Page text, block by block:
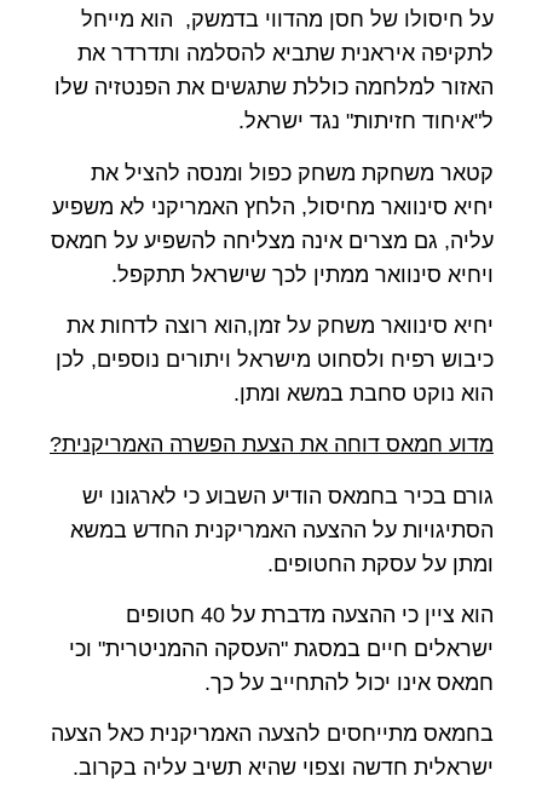
על חיסולו של חסן מהדווי בדמשק, הוא מייחל
לתקיפה איראנית שתביא להסלמה ותדרדר את
האזור למלחמה כוללת שתגשים את הפנטזיה שלו
ל"איחוד חזיתות" נגד ישראל.
קטאר משחקת משחק כפול ומנסה להציל את
יחיא סינוואר מחיסול, הלחץ האמריקני לא משפיע
עליה, גם מצרים אינה מצליחה להשפיע על חמאס
ויחיא סינוואר ממתין לכך שישראל תתקפל.
יחיא סינוואר משחק על זמן,הוא רוצה לדחות את
כיבוש רפיח ולסחוט מישראל ויתורים נוספים, לכן
הוא נוקט סחבת במשא ומתן.
מדוע חמאס דוחה את הצעת הפשרה האמריקנית?
גורם בכיר בחמאס הודיע השבוע כי לארגונו יש
הסתיגויות על ההצעה האמריקנית החדש במשא
ומתן על עסקת החטופים.
הוא ציין כי ההצעה מדברת על 40 חטופים
ישראלים חיים במסגת "העסקה ההמניטרית" וכי
חמאס אינו יכול להתחייב על כך.
בחמאס מתייחסים להצעה האמריקנית כאל הצעה
ישראלית חדשה וצפוי שהיא תשיב עליה בקרוב.